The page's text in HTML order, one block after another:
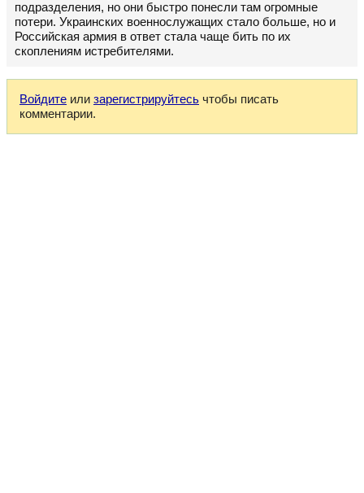
подразделения, но они быстро понесли там огромные
потери. Украинских военнослужащих стало больше, но и
Российская армия в ответ стала чаще бить по их
скоплениям истребителями.
Войдите или зарегистрируйтесь чтобы писать
комментарии.